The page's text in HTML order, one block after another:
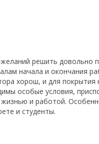
решить довольно
начала и окончания
хорош, и для покрытия
особые условия,
и работой.
и студенты.